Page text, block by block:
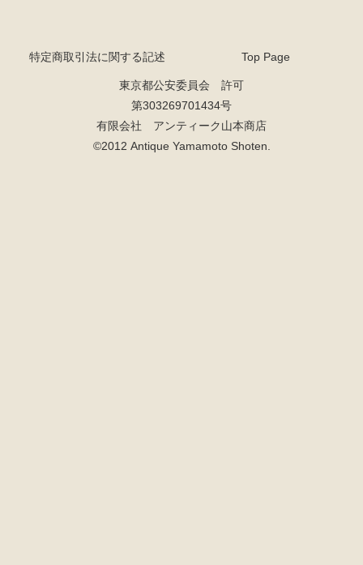
特定商取引法に関する記述 Top Page
東京都公安委員会 許可
第303269701434号
有限会社 アンティーク山本商店
©2012 Antique Yamamoto Shoten.